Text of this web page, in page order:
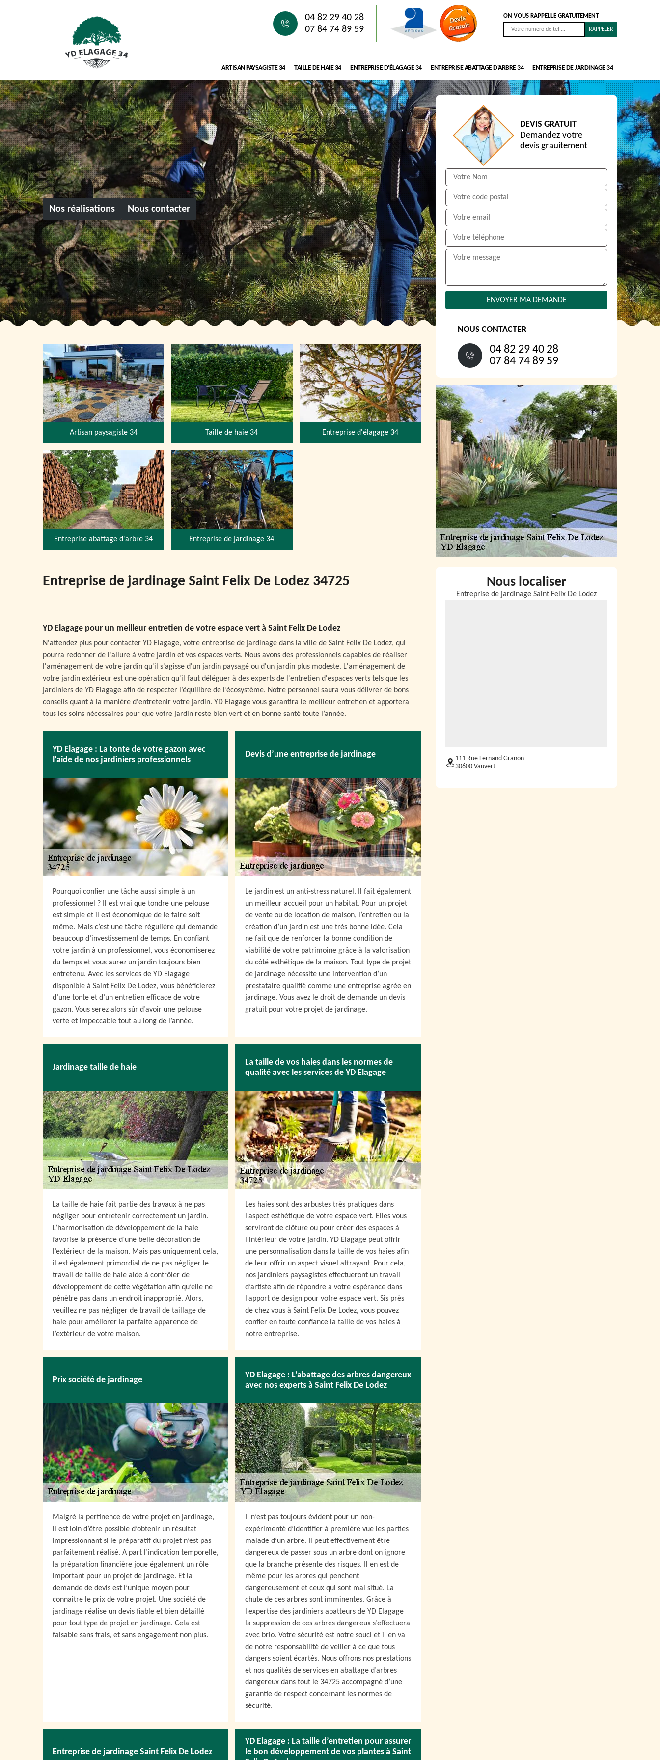
04 82 29 40 28
07 84 74 89 59
ON VOUS RAPPELLE GRATUITEMENT
ARTISAN PAYSAGISTE 34 TAILLE DE HAIE 34 ENTREPRISE D'ÉLAGAGE 34 ENTREPRISE ABATTAGE D'ARBRE 34 ENTREPRISE DE JARDINAGE 34
Nos réalisations Nous contacter
Artisan paysagiste 34 Taille de haie 34 Entreprise d'élagage 34
Entreprise abattage d'arbre 34 Entreprise de jardinage 34
Entreprise de jardinage Saint Felix De Lodez 34725
YD Elagage pour un meilleur entretien de votre espace vert à Saint Felix De Lodez
N'attendez plus pour contacter YD Elagage, votre entreprise de jardinage dans la ville de Saint Felix De Lodez, qui
pourra redonner de l'allure à votre jardin et vos espaces verts. Nous avons des professionnels capables de réaliser
l'aménagement de votre jardin qu'il s'agisse d'un jardin paysagé ou d'un jardin plus modeste. L'aménagement de
votre jardin extérieur est une opération qu'il faut déléguer à des experts de l'entretien d'espaces verts tels que les
jardiniers de YD Elagage afin de respecter l’équilibre de l‘écosystème. Notre personnel saura vous délivrer de bons
conseils quant à la manière d'entretenir votre jardin. YD Elagage vous garantira le meilleur entretien et apportera
tous les soins nécessaires pour que votre jardin reste bien vert et en bonne santé toute l’année.
YD Elagage : La tonte de votre gazon avec
l’aide de nos jardiniers professionnels
Pourquoi confier une tâche aussi simple à un
professionnel ? Il est vrai que tondre une pelouse
est simple et il est économique de le faire soit
même. Mais c’est une tâche régulière qui demande
beaucoup d’investissement de temps. En confiant
votre jardin à un professionnel, vous économiserez
du temps et vous aurez un jardin toujours bien
entretenu. Avec les services de YD Elagage
disponible à Saint Felix De Lodez, vous bénéficierez
d’une tonte et d’un entretien efficace de votre
gazon. Vous serez alors sûr d’avoir une pelouse
verte et impeccable tout au long de l’année.
Devis d’une entreprise de jardinage
Le jardin est un anti-stress naturel. Il fait également
un meilleur accueil pour un habitat. Pour un projet
de vente ou de location de maison, l’entretien ou la
création d’un jardin est une très bonne idée. Cela
ne fait que de renforcer la bonne condition de
viabilité de votre patrimoine grâce à la valorisation
du côté esthétique de la maison. Tout type de projet
de jardinage nécessite une intervention d’un
prestataire qualifié comme une entreprise agrée en
jardinage. Vous avez le droit de demande un devis
gratuit pour votre projet de jardinage.
Jardinage taille de haie
La taille de haie fait partie des travaux à ne pas
négliger pour entretenir correctement un jardin.
L’harmonisation de développement de la haie
favorise la présence d’une belle décoration de
l’extérieur de la maison. Mais pas uniquement cela,
il est également primordial de ne pas négliger le
travail de taille de haie aide à contrôler de
développement de cette végétation afin qu’elle ne
pénètre pas dans un endroit inapproprié. Alors,
veuillez ne pas négliger de travail de taillage de
haie pour améliorer la parfaite apparence de
l’extérieur de votre maison.
La taille de vos haies dans les normes de
qualité avec les services de YD Elagage
Les haies sont des arbustes très pratiques dans
l’aspect esthétique de votre espace vert. Elles vous
serviront de clôture ou pour créer des espaces à
l’intérieur de votre jardin. YD Elagage peut offrir
une personnalisation dans la taille de vos haies afin
de leur offrir un aspect visuel attrayant. Pour cela,
nos jardiniers paysagistes effectueront un travail
d’artiste afin de répondre à votre espérance dans
l’apport de design pour votre espace vert. Sis près
de chez vous à Saint Felix De Lodez, vous pouvez
confier en toute confiance la taille de vos haies à
notre entreprise.
Prix société de jardinage
Malgré la pertinence de votre projet en jardinage,
il est loin d’être possible d’obtenir un résultat
impressionnant si le préparatif du projet n’est pas
parfaitement réalisé. A part l’indication temporelle,
la préparation financière joue également un rôle
important pour un projet de jardinage. Et la
demande de devis est l’unique moyen pour
connaitre le prix de votre projet. Une société de
jardinage réalise un devis fiable et bien détaillé
pour tout type de projet en jardinage. Cela est
faisable sans frais, et sans engagement non plus.
YD Elagage : L’abattage des arbres dangereux
avec nos experts à Saint Felix De Lodez
Il n’est pas toujours évident pour un non-
expérimenté d’identifier à première vue les parties
malade d’un arbre. Il peut effectivement être
dangereux de passer sous un arbre dont on ignore
que la branche présente des risques. Il en est de
même pour les arbres qui penchent
dangereusement et ceux qui sont mal situé. La
chute de ces arbres sont imminentes. Grâce à
l’expertise des jardiniers abatteurs de YD Elagage
la suppression de ces arbres dangereux s’effectuera
avec brio. Votre sécurité est notre souci et il en va
de notre responsabilité de veiller à ce que tous
dangers soient écartés. Nous offrons nos prestations
et nos qualités de services en abattage d’arbres
dangereux dans tout le 34725 accompagné d’une
garantie de respect concernant les normes de
sécurité.
Entreprise de jardinage Saint Felix De Lodez
YD Elagage : La taille d’entretien pour assurer
le bon développement de vos plantes à Saint
DEVIS GRATUIT
Demandez votre
devis grauitement
NOUS CONTACTER
04 82 29 40 28
07 84 74 89 59
Nous localiser
Entreprise de jardinage Saint Felix De Lodez
111 Rue Fernand Granon
30600 Vauvert